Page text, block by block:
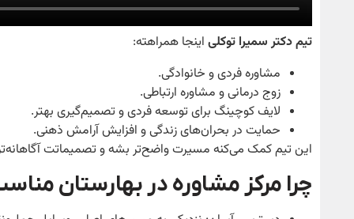
تیم دکتر سمیرا توکلی اینجا همراهته:
مشاوره فردی و خانوادگی.
زوج درمانی و مشاوره ارتباطی.
لایف کوچینگ برای توسعه فردی و تصمیم‌گیری بهتر.
حمایت در بحران‌های زندگی و افزایش آرامش ذهنی.
این تیم کمک می‌کنه مسیرت واضح‌تر بشه و تصمیماتت
چرا مرکز مشاوره در بهارستان